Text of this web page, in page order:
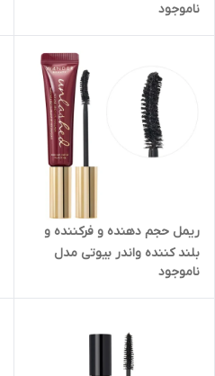
۲میل (اصل)
ناموجود
ریمل حجم دهنده و فرکننده و
بلند کننده واندر بیوتی مدل
Wander beauty Unlashed
ناموجود